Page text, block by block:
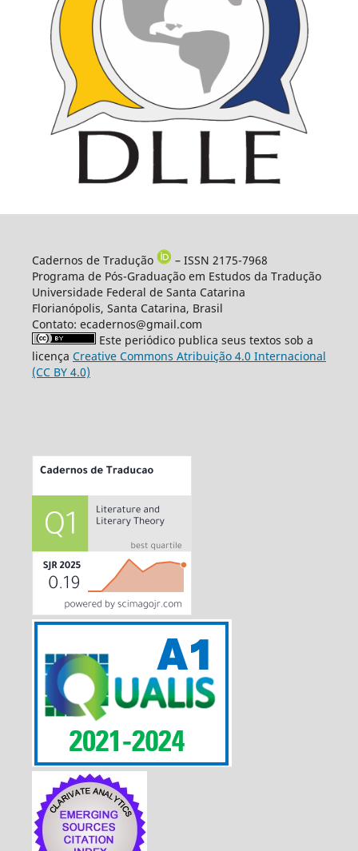
Cadernos de Tradução
– ISSN 2175-7968
Programa de Pós-Graduação em Estudos da Tradução
Universidade Federal de Santa Catarina
Florianópolis, Santa Catarina, Brasil
Contato: ecadernos@gmail.com
Este periódico publica seus textos sob a
licença Creative Commons Atribuição 4.0 Internacional
(CC BY 4.0)